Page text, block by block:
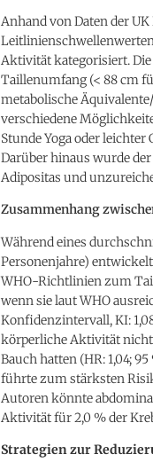
Anhand von Daten der
Aktivität kategorisiert.
Taillenumfang (< 88 cm
metabolische
verschiedene
Stunde Yoga oder
Darüber hinaus wurde
Adipositas und
Zusammenhang
Während eines
Personenjahre)
WHO-Richtlinien zum
wenn sie laut WHO
Konfidenzintervall, KI:
körperliche Aktivität nicht
Bauch hatten (HR: 1,04;
führte zum stärksten
Autoren könnte
Aktivität für 2,0 % der
Strategien zur